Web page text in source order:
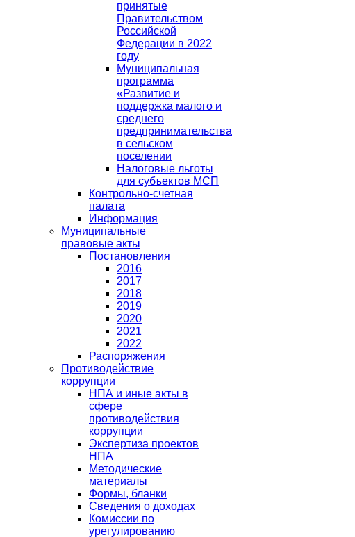
принятые
Правительством
Российской
Федерации в 2022
году
Муниципальная
программа
«Развитие и
поддержка малого и
среднего
предпринимательства
в сельском
поселении
Налоговые льготы
для субъектов МСП
Контрольно-счетная
палата
Информация
Муниципальные
правовые акты
Постановления
2016
2017
2018
2019
2020
2021
2022
Распоряжения
Противодействие
коррупции
НПА и иные акты в
сфере
противодействия
коррупции
Экспертиза проектов
НПА
Методические
материалы
Формы, бланки
Сведения о доходах
Комиссии по
урегулированию